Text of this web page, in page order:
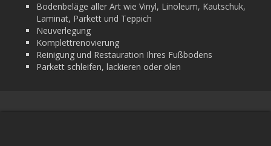
Bodenbeläge aller Art wie Vinyl, Linoleum, Kautschuk,
Laminat, Parkett und Teppich
Neuverlegung
Komplettrenovierung
Reinigung und Restauration Ihres Fußbodens
Parkett schleifen, lackieren oder ölen